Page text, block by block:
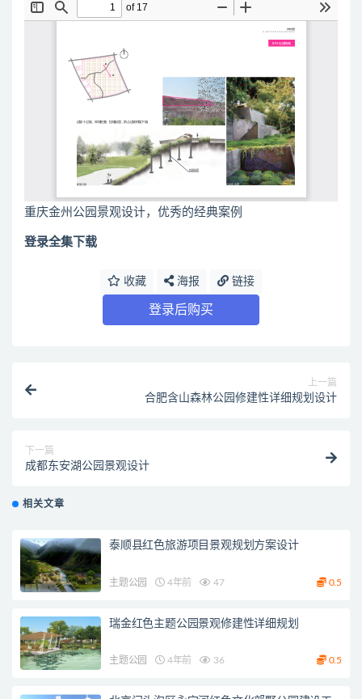
重庆金州公园景观设计，优秀的经典案例
登录全集下载
收藏 海报 链接
登录后购买
上一篇
合肥含山森林公园修建性详细规划设计
下一篇
成都东安湖公园景观设计
相关文章
泰顺县红色旅游项目景观规划方案设计
主题公园 4年前 47 0.5
瑞金红色主题公园景观修建性详细规划
主题公园 4年前 36 0.5